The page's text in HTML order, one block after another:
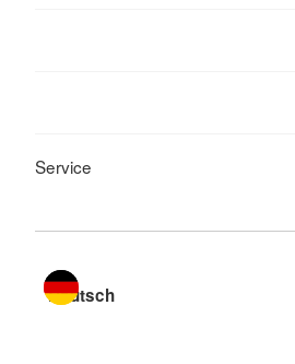
Service
Sprache wechseln zu